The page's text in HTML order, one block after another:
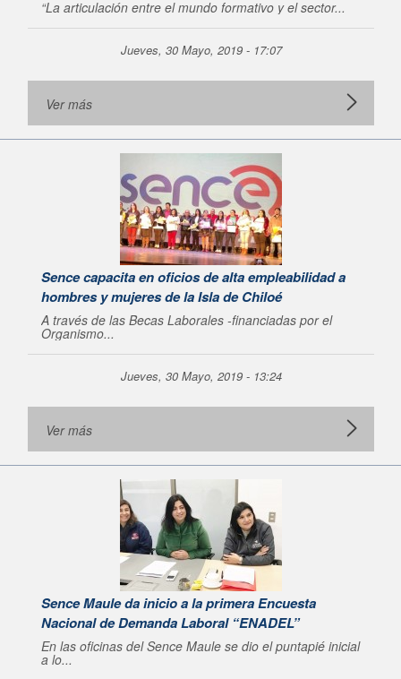
“La articulación entre el mundo formativo y el sector...
Jueves, 30 Mayo, 2019 - 17:07
Ver más
Sence capacita en oficios de alta empleabilidad a
hombres y mujeres de la Isla de Chiloé
A través de las Becas Laborales -financiadas por el
Organismo...
Jueves, 30 Mayo, 2019 - 13:24
Ver más
Sence Maule da inicio a la primera Encuesta
Nacional de Demanda Laboral “ENADEL”
En las oficinas del Sence Maule se dio el puntapié inicial
a lo...